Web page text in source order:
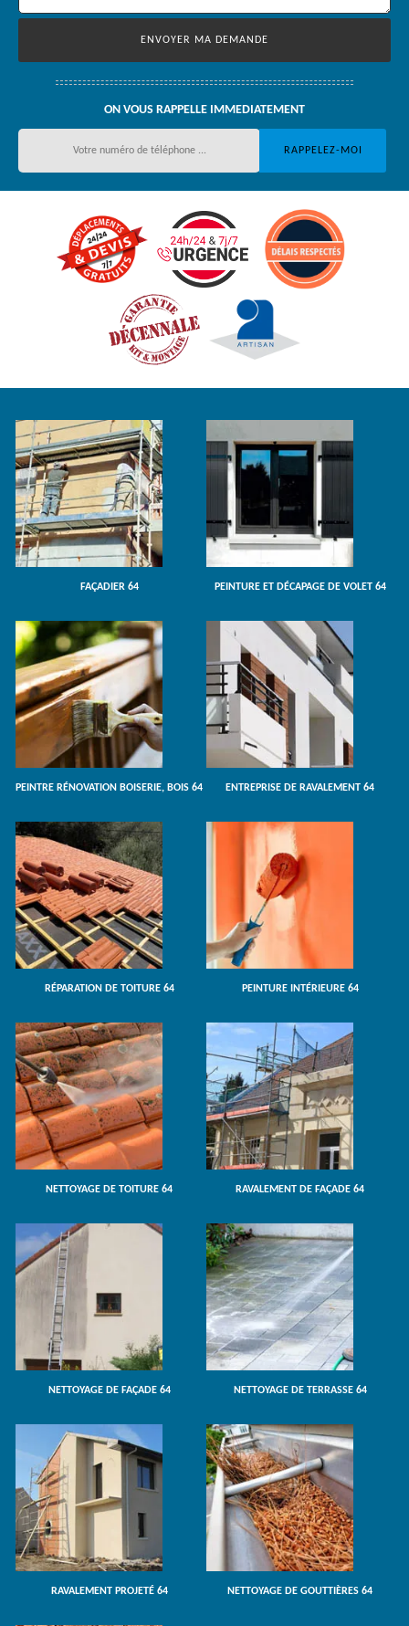
ON VOUS RAPPELLE IMMEDIATEMENT
FAÇADIER 64 PEINTURE ET DÉCAPAGE DE VOLET 64
PEINTRE RÉNOVATION BOISERIE, BOIS 64 ENTREPRISE DE RAVALEMENT 64
RÉPARATION DE TOITURE 64 PEINTURE INTÉRIEURE 64
NETTOYAGE DE TOITURE 64 RAVALEMENT DE FAÇADE 64
NETTOYAGE DE FAÇADE 64 NETTOYAGE DE TERRASSE 64
RAVALEMENT PROJETÉ 64 NETTOYAGE DE GOUTTIÈRES 64